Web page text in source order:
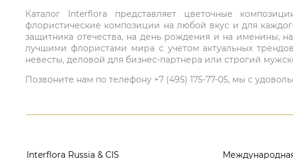
Каталог Interflora представляет цветочные
флористические композиции на любой вкус и для
защитника отечества, на день рождения и на именины,
лучшими флористами мира с учетом актуальных
невесты, деловой для бизнес-партнера или строгий
Позвоните нам по телефону +7 (495) 175-77-05, мы с
Interflora Russia & CIS